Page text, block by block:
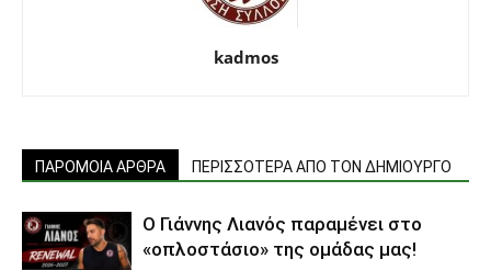
kadmos
ΠΑΡΟΜΟΙΑ ΑΡΘΡΑ ΠΕΡΙΣΣΟΤΕΡΑ ΑΠΟ ΤΟΝ ΔΗΜΙΟΥΡΓΟ
Ο Γιάννης Λιανός παραμένει στο
«οπλοστάσιο» της ομάδας μας!